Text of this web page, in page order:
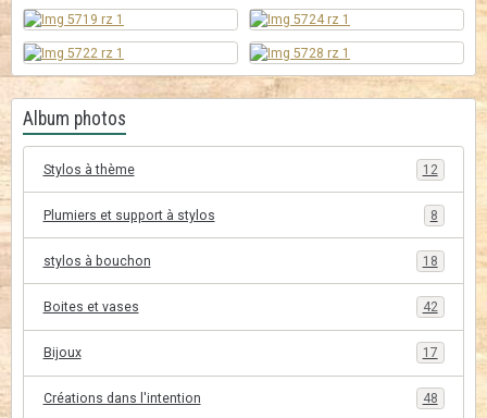
Album photos
Stylos à thème 12
Plumiers et support à stylos 8
stylos à bouchon 18
Boites et vases 42
Bijoux 17
Créations dans l'intention 48